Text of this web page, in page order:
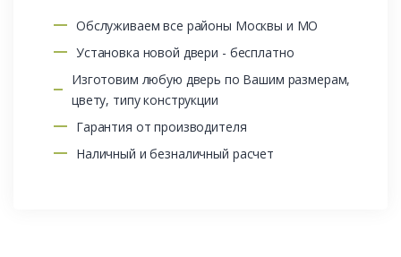
Обслуживаем все районы Москвы и МО
Установка новой двери - бесплатно
Изготовим любую дверь по Вашим размерам,
цвету, типу конструкции
Гарантия от производителя
Наличный и безналичный расчет